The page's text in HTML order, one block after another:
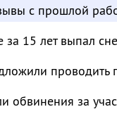
с прошлой
15 лет выпал
проводить
обвинения за